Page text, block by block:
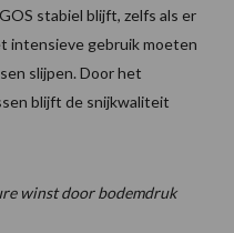
stabiel blijft, zelfs als er
intensieve gebruik moeten
slijpen. Door het
blijft de snijkwaliteit
winst door bodemdruk